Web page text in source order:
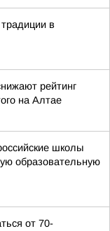
в
рейтинг
на Алтае
школы
образовательную
от 70-